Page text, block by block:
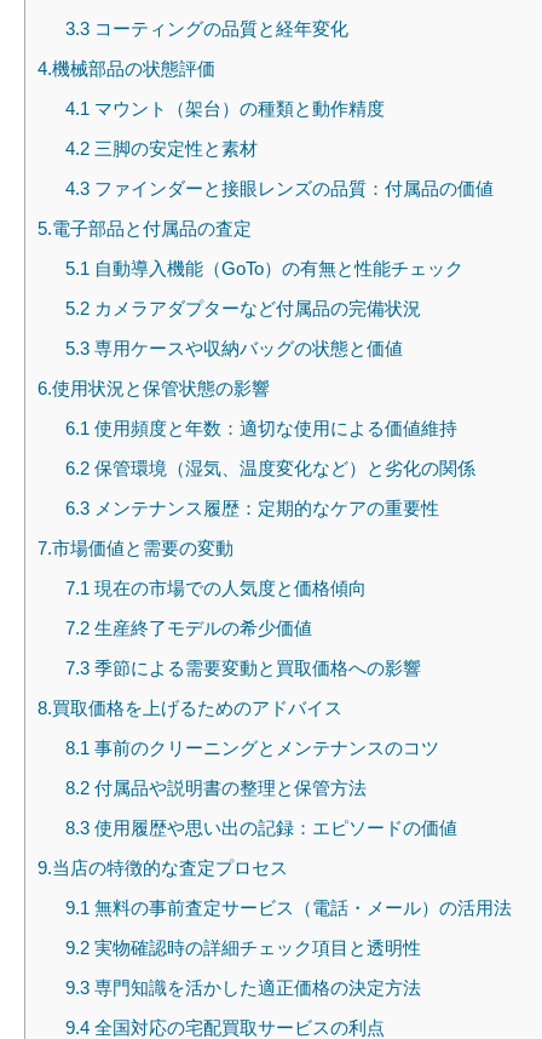
3.3 コーティングの品質と経年変化
4.機械部品の状態評価
4.1 マウント（架台）の種類と動作精度
4.2 三脚の安定性と素材
4.3 ファインダーと接眼レンズの品質：付属品の価値
5.電子部品と付属品の査定
5.1 自動導入機能（GoTo）の有無と性能チェック
5.2 カメラアダプターなど付属品の完備状況
5.3 専用ケースや収納バッグの状態と価値
6.使用状況と保管状態の影響
6.1 使用頻度と年数：適切な使用による価値維持
6.2 保管環境（湿気、温度変化など）と劣化の関係
6.3 メンテナンス履歴：定期的なケアの重要性
7.市場価値と需要の変動
7.1 現在の市場での人気度と価格傾向
7.2 生産終了モデルの希少価値
7.3 季節による需要変動と買取価格への影響
8.買取価格を上げるためのアドバイス
8.1 事前のクリーニングとメンテナンスのコツ
8.2 付属品や説明書の整理と保管方法
8.3 使用履歴や思い出の記録：エピソードの価値
9.当店の特徴的な査定プロセス
9.1 無料の事前査定サービス（電話・メール）の活用法
9.2 実物確認時の詳細チェック項目と透明性
9.3 専門知識を活かした適正価格の決定方法
9.4 全国対応の宅配買取サービスの利点